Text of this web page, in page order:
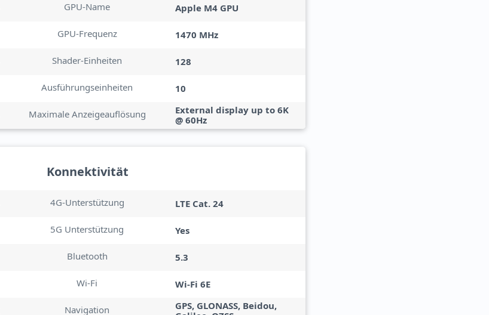
GPU-Name Apple M4 GPU
GPU-Frequenz 1470 MHz
Shader-Einheiten 128
Ausführungseinheiten 10
Maximale Anzeigeauflösung
External display up to 6K
@ 60Hz
Konnektivität
4G-Unterstützung LTE Cat. 24
5G Unterstützung Yes
Bluetooth 5.3
Wi-Fi
Wi-Fi 6E
Navigation
GPS, GLONASS, Beidou,